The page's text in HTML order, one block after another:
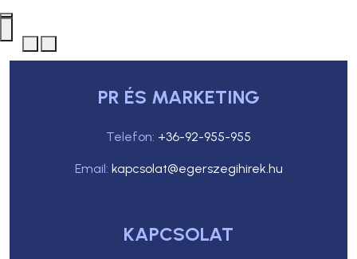
PR ÉS MARKETING
Telefon: +36-92-955-955
Email: kapcsolat@egerszegihirek.hu
KAPCSOLAT